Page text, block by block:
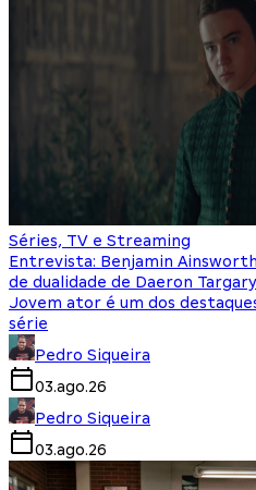
Séries, TV e Streaming
Entrevista: Benjamin
de dualidade de Daeron
Jovem ator é um dos
série
Pedro Siqueira
03.ago.26
Pedro Siqueira
03.ago.26